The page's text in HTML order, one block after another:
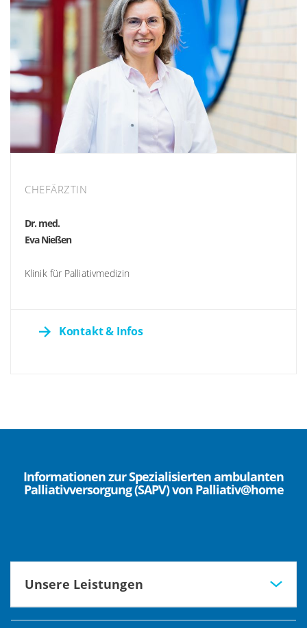
CHEFÄRZTIN
Dr. med.
Eva Nießen
Klinik für Palliativmedizin
Kontakt & Infos
Informationen zur Spezialisierten ambulanten
Palliativversorgung (SAPV) von Palliativ@home
Unsere Leistungen